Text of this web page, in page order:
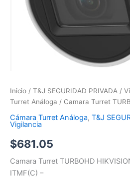
Inicio / T&J SEGURIDAD PRIVADA /
Turret Análoga / Camara Turret
Cámara Turret Análoga, T&J
Vigilancia
$681.05
Camara Turret TURBOHD
ITMF(C) –